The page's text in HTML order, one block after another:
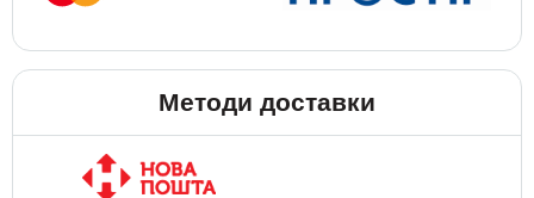
Методи доставки